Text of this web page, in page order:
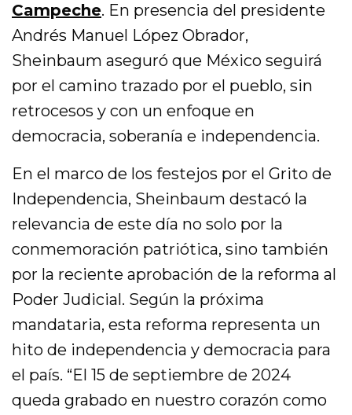
Campeche. En presencia del presidente
Andrés Manuel López Obrador,
Sheinbaum aseguró que México seguirá
por el camino trazado por el pueblo, sin
retrocesos y con un enfoque en
democracia, soberanía e independencia.
En el marco de los festejos por el Grito de
Independencia, Sheinbaum destacó la
relevancia de este día no solo por la
conmemoración patriótica, sino también
por la reciente aprobación de la reforma al
Poder Judicial. Según la próxima
mandataria, esta reforma representa un
hito de independencia y democracia para
el país. “El 15 de septiembre de 2024
queda grabado en nuestro corazón como